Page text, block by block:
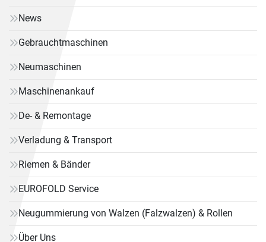
News
Gebrauchtmaschinen
Neumaschinen
Maschinenankauf
De- & Remontage
Verladung & Transport
Riemen & Bänder
EUROFOLD Service
Neugummierung von Walzen (Falzwalzen) & Rollen
Über Uns